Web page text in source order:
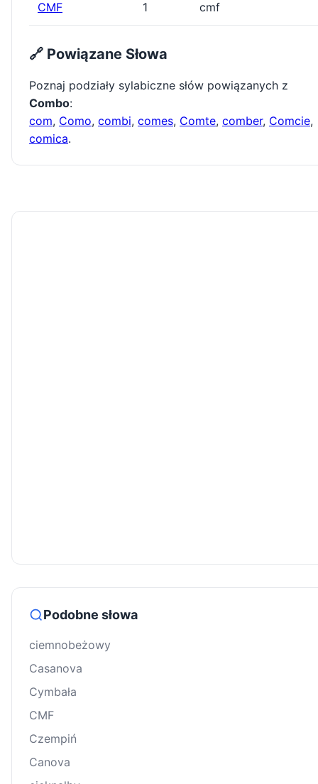
CMF 1 cmf
🔗 Powiązane Słowa
Poznaj podziały sylabiczne słów powiązanych z
Combo:
com, Como, combi, comes, Comte, comber, Comcie,
comica.
Podobne słowa
ciemnobeżowy
Casanova
Cymbała
CMF
Czempiń
Canova